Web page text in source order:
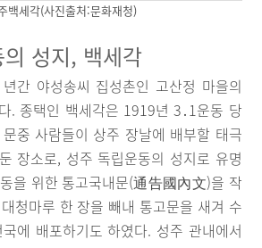
백세각(사진출처:문화재청)
성지, 백세각
간 야성송씨 집성촌인 고산정 마을의
. 종택인 백세각은 1919년 3․1운동 당
중 사람들이 상주 장날에 배부할 태극
장소로, 성주 독립운동의 성지로 유명
을 위한 통고국내문(通告國內文)을 작
청마루 한 장을 빼내 통고문을 새겨 수
에 배포하기도 하였다. 성주 관내에서